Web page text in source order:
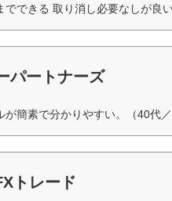
でできる 取り消し必要なしが良
パートナーズ
が簡素で分かりやすい。（40代／
トレード